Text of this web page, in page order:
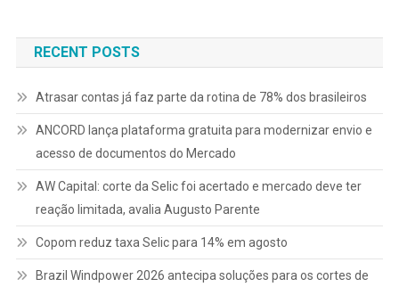
RECENT POSTS
Atrasar contas já faz parte da rotina de 78% dos brasileiros
ANCORD lança plataforma gratuita para modernizar envio e
acesso de documentos do Mercado
AW Capital: corte da Selic foi acertado e mercado deve ter
reação limitada, avalia Augusto Parente
Copom reduz taxa Selic para 14% em agosto
Brazil Windpower 2026 antecipa soluções para os cortes de